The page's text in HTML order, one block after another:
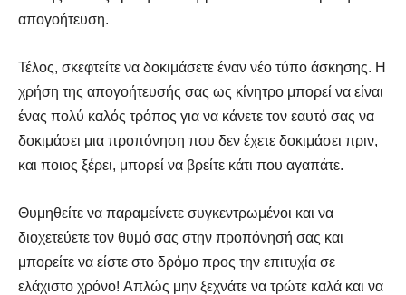
απογοήτευση.
Τέλος, σκεφτείτε να δοκιμάσετε έναν νέο τύπο άσκησης. Η
χρήση της απογοήτευσής σας ως κίνητρο μπορεί να είναι
ένας πολύ καλός τρόπος για να κάνετε τον εαυτό σας να
δοκιμάσει μια προπόνηση που δεν έχετε δοκιμάσει πριν,
και ποιος ξέρει, μπορεί να βρείτε κάτι που αγαπάτε.
Θυμηθείτε να παραμείνετε συγκεντρωμένοι και να
διοχετεύετε τον θυμό σας στην προπόνησή σας και
μπορείτε να είστε στο δρόμο προς την επιτυχία σε
ελάχιστο χρόνο! Απλώς μην ξεχνάτε να τρώτε καλά και να